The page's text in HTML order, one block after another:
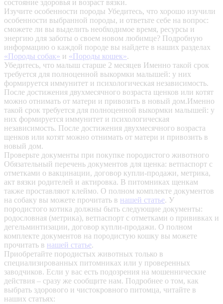
состояние здоровья и возраст вязки.
Изучите особенности породы Убедитесь, что хорошо изучили
особенности выбранной породы, и ответьте себе на вопрос:
сможете ли вы выделить необходимое время, ресурсы и
энергию для заботы о своем новом любимце? Подробную
информацию о каждой породе вы найдете в наших разделах
«Породы собак» и «Породы кошек».
Убедитесь, что малыш старше 2 месяцев Именно такой срок
требуется для полноценной выкормки малышей: у них
формируется иммунитет и психологическая независимость.
После достижения двухмесячного возраста щенков или котят
можно отнимать от матери и привозить в новый дом.Именно
такой срок требуется для полноценной выкормки малышей: у
них формируется иммунитет и психологическая
независимость. После достижения двухмесячного возраста
щенков или котят можно отнимать от матери и привозить в
новый дом.
Проверьте документы при покупке породистого животного
Обязательный перечень документов для щенка: ветпаспорт с
отметками о вакцинации, договор купли-продажи, метрика,
акт вязки родителей и актировка. В питомниках щенкам
также проставляют клеймо. О полном комплекте документов
на собаку вы можете прочитать в нашей статье. У
породистого котика должны быть следующие документы:
родословная (метрика), ветпаспорт с отметками о прививках и
дегельминтизации, договор купли-продажи. О полном
комплекте документов на породистую кошку вы можете
прочитать в нашей статье.
Приобретайте породистых животных только в
специализированных питомниках или у проверенных
заводчиков. Если у вас есть подозрения на мошеннические
действия – сразу же сообщите нам. Подробнее о том, как
выбрать здорового и чистокровного питомца, читайте в
наших статьях: